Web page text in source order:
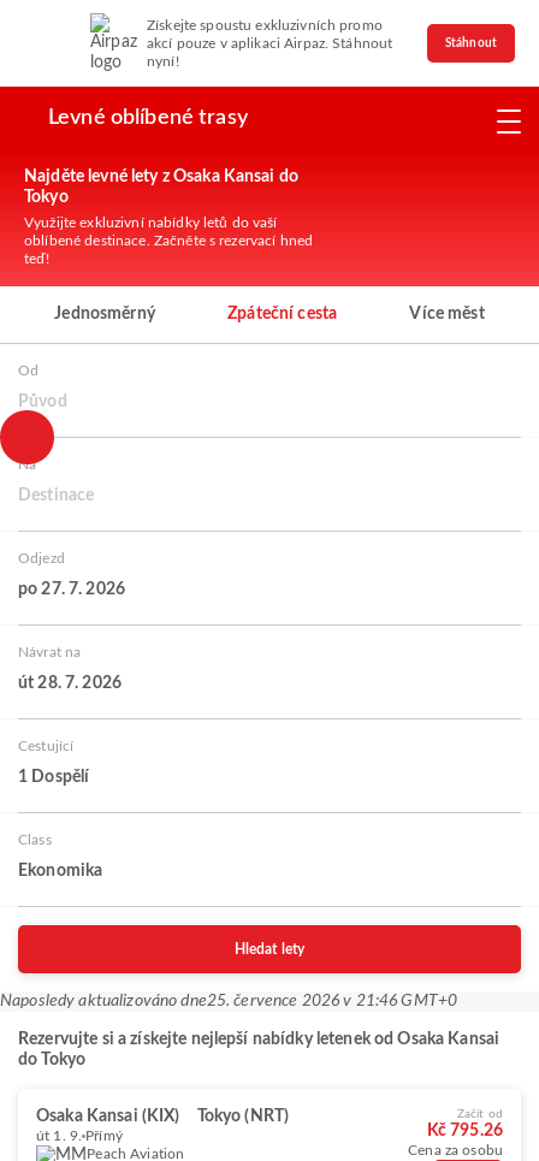
Získejte spoustu exkluzivních promo
akcí pouze v aplikaci Airpaz. Stáhnout
nyní!
Stáhnout
Levné oblíbené trasy
Najděte levné lety z Osaka Kansai do
Tokyo
Využijte exkluzivní nabídky letů do vaší
oblíbené destinace. Začněte s rezervací hned
teď!
Jednosměrný Zpáteční cesta Více měst
Od
Původ
Na
Destinace
Odjezd
po 27. 7. 2026
Návrat na
út 28. 7. 2026
Cestující
1 Dospělí
Class
Ekonomika
Hledat lety
Naposledy aktualizováno dne25. července 2026 v 21:46 GMT+0
Rezervujte si a získejte nejlepší nabídky letenek od Osaka Kansai
do Tokyo
Osaka Kansai (KIX) Tokyo (NRT)
út 1. 9. Přímý
Peach Aviation
Začít od
Kč 795.26
Cena za osobu